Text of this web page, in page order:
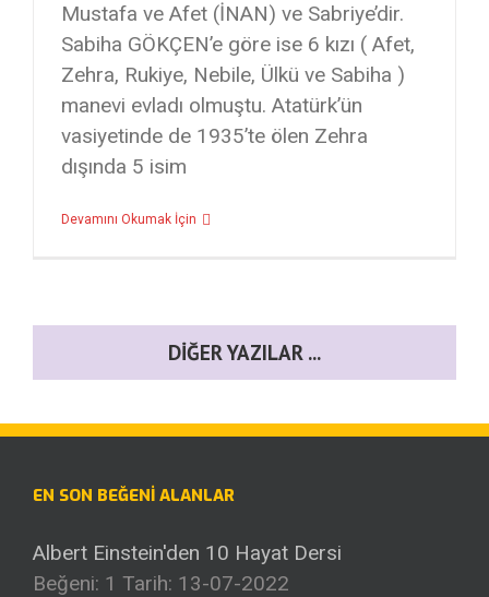
Mustafa ve Afet (İNAN) ve Sabriye’dir.
Sabiha GÖKÇEN’e göre ise 6 kızı ( Afet,
Zehra, Rukiye, Nebile, Ülkü ve Sabiha )
manevi evladı olmuştu. Atatürk’ün
vasiyetinde de 1935’te ölen Zehra
dışında 5 isim
Devamını Okumak İçin
DIĞER YAZILAR ...
EN SON BEĞENI ALANLAR
Albert Einstein'den 10 Hayat Dersi
Beğeni: 1 Tarih: 13-07-2022